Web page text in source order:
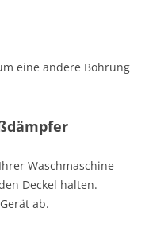
eine andere Bohrung
Waschmaschine
Deckel halten.
ab.